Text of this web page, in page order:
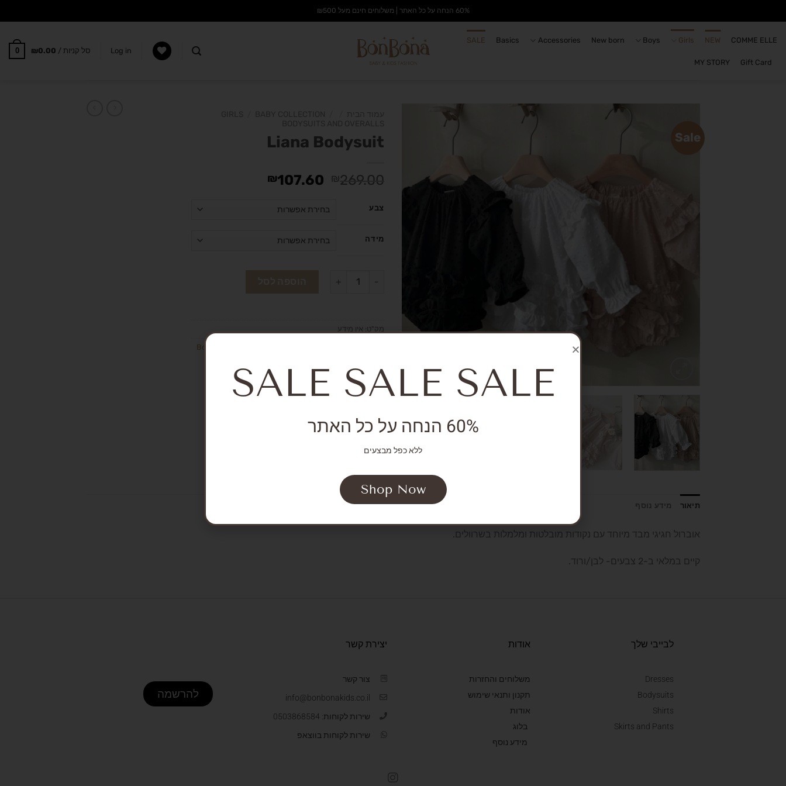
60% הנחה על כל האתר | משלוחים חינם מעל ₪500
COMME ELLE
NEW
Girls
Boys
New born
Accessories
Basics
SALE
Gift Card
MY STORY
Log in סל קניות / ₪0.00
0
Sale
המשאלות
Liana Bodysuit
₪269.00
₪107.60
צבע
מידה
מק"ט: אין מידע
Bodysuits and overalls
תיאור מידע נוסף
אוברול חגיגי מבד מיוחד עם נקודות מובלטות ומלמלות בשרוולים.
קיים במלאי ב-2 צבעים- לבן/ורוד.
לבייבי שלך
Dresses
Bodysuits
Shirts
Skirts and Pants
אודות
משלוחים והחזרות
תקנון ותנאי שימוש
אודות
בלוג
מידע נוסף
יצירת קשר
צור קשר
info@bonbonakids.co.il
שירות לקוחות: 0503868584
שירות לקוחות בווצאפ
להרשמה
SALE SALE SALE
60% הנחה על כל האתר
ללא כפל מבצעים
Shop Now